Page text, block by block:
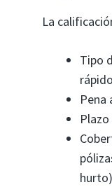
La
Tipo
Pena